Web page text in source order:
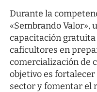
Durante la
«Sembrando Valor»,
capacitación
caficultores en
comercialización de
objetivo es
sector y fomentar el